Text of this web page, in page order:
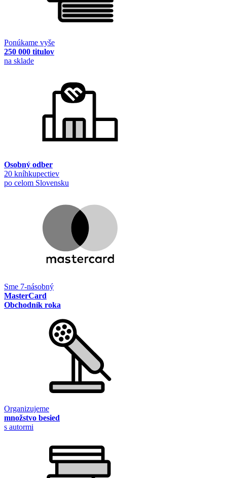
Ponúkame vyše
250 000 titulov
na sklade
Osobný odber
20 kníhkupectiev
po celom Slovensku
Sme 7-násobný
MasterCard
Obchodník roka
Organizujeme
množstvo besied
s autormi